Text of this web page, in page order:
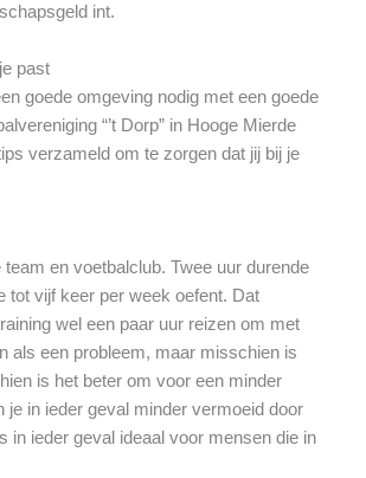
int.
past
goede omgeving nodig met een goede
“’t Dorp” in Hooge Mierde
verzameld om te zorgen dat jij bij je
en voetbalclub. Twee uur durende
tot vijf keer per week oefent. Dat
wel een paar uur reizen om met
als een probleem, maar misschien is
is het beter om voor een minder
in ieder geval minder vermoeid door
in ieder geval ideaal voor mensen die in